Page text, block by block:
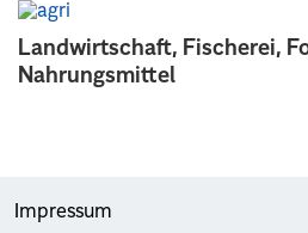
Landwirtschaft, Fischerei,
Nahrungsmittel
Impressum